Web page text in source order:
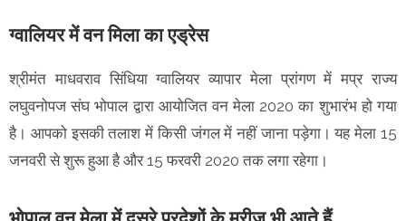
ग्वालियर में वन मिला का एड्रेस
श्रीमंत माधवराव सिंधिया ग्वालियर व्यापार मेला प्रांगण में मप्र राज्य
लघुवनोपज संघ भोपाल द्वारा आयोजित वन मेला 2020 का शुभारंभ हो गया
है। आपको इसकी तलाश में किसी जंगल में नहीं जाना पड़ेगा। यह मेला 15
जनवरी से शुरू हुआ है और 15 फरवरी 2020 तक लगा रहेगा।